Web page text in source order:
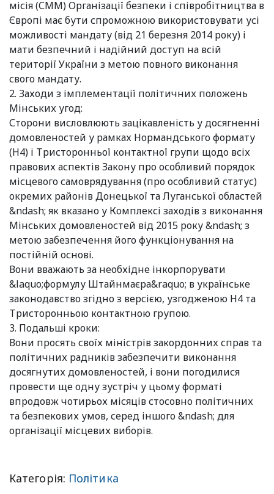
місія (СММ) Організації безпеки і співробітництва в
Європі має бути спроможною використовувати усі
можливості мандату (від 21 березня 2014 року) і
мати безпечний і надійний доступ на всій
території України з метою повного виконання
свого мандату.
2. Заходи з імплементації політичних положень
Мінських угод:
Сторони висловлюють зацікавленість у досягненні
домовленостей у рамках Нормандського формату
(Н4) і Тристоронньої контактної групи щодо всіх
правових аспектів Закону про особливий порядок
місцевого самоврядування (про особливий статус)
окремих районів Донецької та Луганської областей
&ndash; як вказано у Комплексі заходів з виконання
Мінських домовленостей від 2015 року &ndash; з
метою забезпечення його функціонування на
постійній основі.
Вони вважають за необхідне інкорпорувати
&laquo;формулу Штайнмаєра&raquo; в українське
законодавство згідно з версією, узгодженою Н4 та
Тристоронньою контактною групою.
3. Подальші кроки:
Вони просять своїх міністрів закордонних справ та
політичних радників забезпечити виконання
досягнутих домовленостей, і вони погодилися
провести ще одну зустріч у цьому форматі
впродовж чотирьох місяців стосовно політичних
та безпекових умов, серед іншого &ndash; для
організації місцевих виборів.
Категорія: Політика